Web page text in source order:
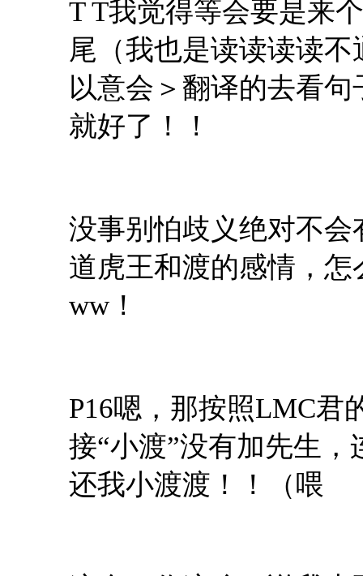
T T我觉得等会要是来
尾（我也是读读读读
以意会＞翻译的去看
就好了！！
没事别怕歧义绝对不
道虎王和渡的感情，
ww！
P16嗯，那按照LMC君
接“小渡”没有加先生
还我小渡渡！！（喂